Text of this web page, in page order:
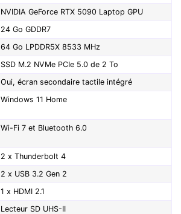
NVIDIA GeForce RTX 5090 Laptop GPU
24 Go GDDR7
64 Go LPDDR5X 8533 MHz
SSD M.2 NVMe PCIe 5.0 de 2 To
Oui, écran secondaire tactile intégré
Windows 11 Home
Wi-Fi 7 et Bluetooth 6.0
2 x Thunderbolt 4
2 x USB 3.2 Gen 2
1 x HDMI 2.1
Lecteur SD UHS-II